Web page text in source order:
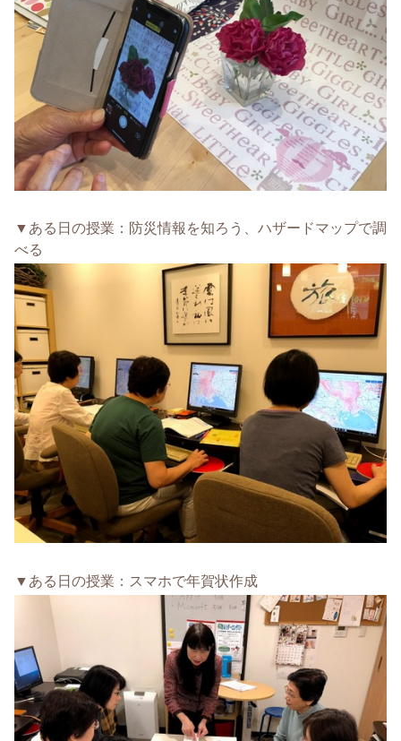
▼ある日の授業：防災情報を知ろう、ハザードマップで調
べる
▼ある日の授業：スマホで年賀状作成